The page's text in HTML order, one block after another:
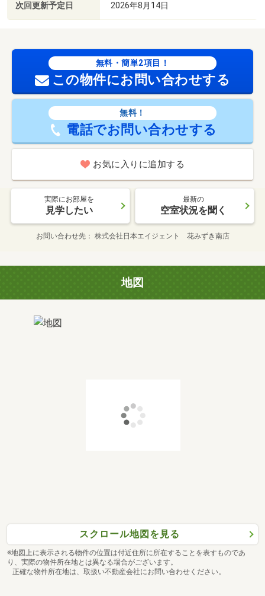
次回更新予定日 2026年8月14日
無料・簡単2項目！
この物件にお問い合わせする
無料！
電話でお問い合わせする
お気に入りに追加する
実際にお部屋を
見学したい
最新の
空室状況を聞く
お問い合わせ先 株式会社日本エイジェント 花みずき南店
地図
スクロール地図を見る
※地図上に表示される物件の位置は付近住所に所在することを表すものであ
り、実際の物件所在地とは異なる場合がございます。
正確な物件所在地は、取扱い不動産会社にお問い合わせください。